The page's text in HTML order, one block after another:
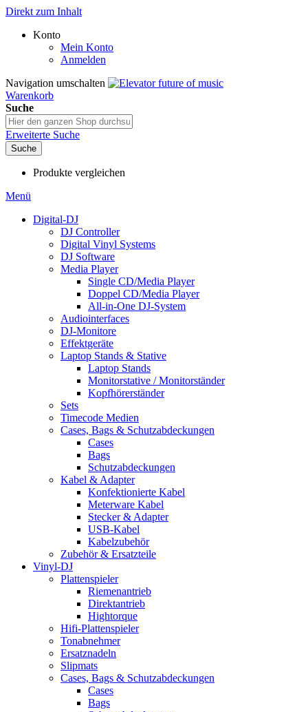
Direkt zum Inhalt
Konto
Mein Konto
Anmelden
Navigation umschalten
Warenkorb
Suche
Erweiterte Suche
Suche
Produkte vergleichen
Menü
Digital-DJ
DJ Controller
Digital Vinyl Systems
DJ Software
Media Player
Single CD/Media Player
Doppel CD/Media Player
All-in-One DJ-System
Audiointerfaces
DJ-Monitore
Effektgeräte
Laptop Stands & Stative
Laptop Stands
Monitorstative / Monitorständer
Kopfhörerständer
Sets
Timecode Medien
Cases, Bags & Schutzabdeckungen
Cases
Bags
Schutzabdeckungen
Kabel & Adapter
Konfektionierte Kabel
Meterware Kabel
Stecker & Adapter
USB-Kabel
Kabelzubehör
Zubehör & Ersatzteile
Vinyl-DJ
Plattenspieler
Riemenantrieb
Direktantrieb
Hightorque
Hifi-Plattenspieler
Tonabnehmer
Ersatznadeln
Slipmats
Cases, Bags & Schutzabdeckungen
Cases
Bags